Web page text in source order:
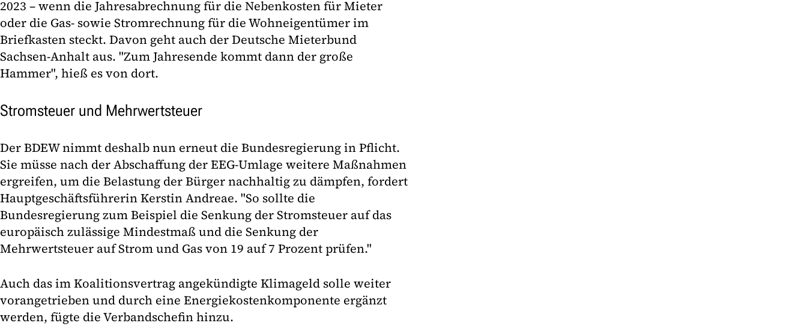
2023 – wenn die Jahresabrechnung für die Nebenkosten für Mieter
oder die Gas- sowie Stromrechnung für die Wohneigentümer im
Briefkasten steckt. Davon geht auch der Deutsche Mieterbund
Sachsen-Anhalt aus. "Zum Jahresende kommt dann der große
Hammer", hieß es von dort.
Stromsteuer und Mehrwertsteuer
Der BDEW nimmt deshalb nun erneut die Bundesregierung in Pflicht.
Sie müsse nach der Abschaffung der EEG-Umlage weitere Maßnahmen
ergreifen, um die Belastung der Bürger nachhaltig zu dämpfen, fordert
Hauptgeschäftsführerin Kerstin Andreae. "So sollte die
Bundesregierung zum Beispiel die Senkung der Stromsteuer auf das
europäisch zulässige Mindestmaß und die Senkung der
Mehrwertsteuer auf Strom und Gas von 19 auf 7 Prozent prüfen."
Auch das im Koalitionsvertrag angekündigte Klimageld solle weiter
vorangetrieben und durch eine Energiekostenkomponente ergänzt
werden, fügte die Verbandschefin hinzu.